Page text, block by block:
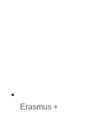
Erasmus +